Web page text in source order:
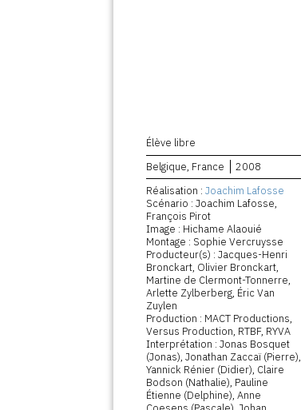
Élève libre
Belgique, France
2008
Réalisation :Joachim Lafosse
Scénario : Joachim Lafosse,
François Pirot
Image : Hichame Alaouié
Montage : Sophie Vercruysse
Producteur(s) : Jacques-Henri
Bronckart, Olivier Bronckart,
Martine de Clermont-Tonnerre,
Arlette Zylberberg, Éric Van
Zuylen
Production : MACT Productions,
Versus Production, RTBF, RYVA
Interprétation : Jonas Bosquet
(Jonas), Jonathan Zaccaï (Pierre),
Yannick Rénier (Didier), Claire
Bodson (Nathalie), Pauline
Étienne (Delphine), Anne